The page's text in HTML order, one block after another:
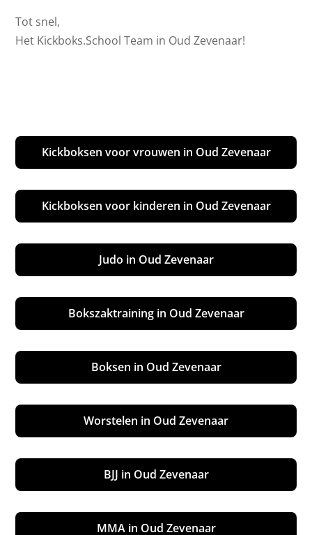
Tot snel,
Het Kickboks.School Team in Oud Zevenaar!
Kickboksen voor vrouwen in Oud Zevenaar
Kickboksen voor kinderen in Oud Zevenaar
Judo in Oud Zevenaar
Bokszaktraining in Oud Zevenaar
Boksen in Oud Zevenaar
Worstelen in Oud Zevenaar
BJJ in Oud Zevenaar
MMA in Oud Zevenaar